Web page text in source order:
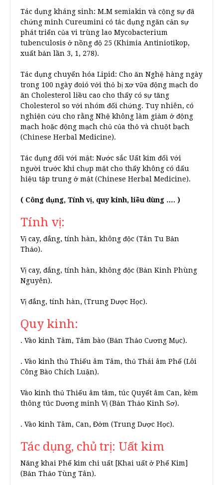
Tác dụng kháng sinh: M.M semiakin và cộng sự đã
chứng minh Cureumini có tác dụng ngăn cản sự
phát triển của vi trùng lao Mycobacterium
tubenculosis ở nồng độ 25 (Khimia Antiniotikop,
xuất bản lần 3, 1, 278).
Tác dụng chuyển hóa Lipid: Cho ăn Nghệ hàng ngày
trong 100 ngày đoió với thỏ bị xơ vữa động mạch do
ăn Cholesterol liều cao cho thấy có sự tăng
Cholesterol so với nhóm đối chứng. Tuy nhiên, có
nghiện cứu cho rằng Nhệ không làm giảm ở động
mạch hoặc động mạch chủ của thỏ và chuột bạch
(Chinese Herbal Medicine).
Tác dụng đối với mật: Nước sắc Uất kim đối với
người trước khi chụp mật cho thấy không có dấu
hiệu tập trung ở mật (Chinese Herbal Medicine).
( Công dụng, Tính vị, quy kinh, liều dùng …. )
Tính vị:
Vị cay, đắng, tính hàn, không độc (Tân Tu Bản
Thảo).
Vị cay, đắng, tính hàn, không độc (Bản Kinh Phùng
Nguyên).
Vị đắng, tính hàn, (Trung Dược Học).
Quy kinh:
. Vào kinh Tâm, Tâm bào (Bản Thảo Cương Mục).
. Vào kinh thủ Thiếu âm Tâm, thủ Thái âm Phế (Lôi
Công Bào Chích Luận).
Vào kinh thủ Thiếu âm tâm, túc Quyết âm Can, kèm
thông túc Dương minh Vị (Bản Thảo Kinh Sơ).
. Vào kinh Tâm, Can, Đởm (Trung Dược Học).
Tác dụng, chủ trị: Uất kim
Năng khai Phế kim chi uất [Khai uất ở Phế Kim]
(Bản Thảo Tùng Tân).